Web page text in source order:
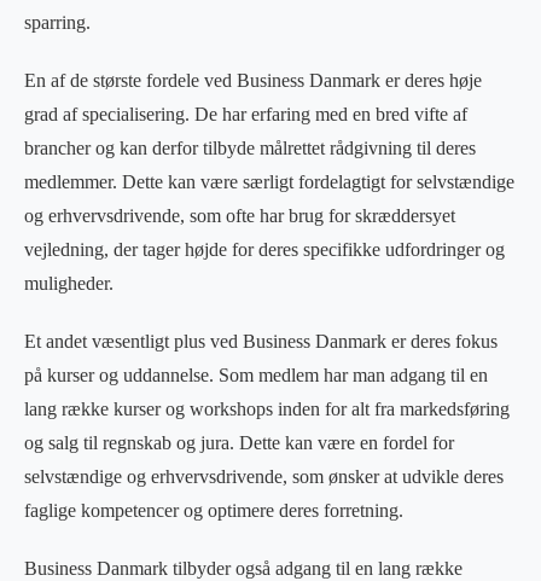
sparring.
En af de største fordele ved Business Danmark er deres høje
grad af specialisering. De har erfaring med en bred vifte af
brancher og kan derfor tilbyde målrettet rådgivning til deres
medlemmer. Dette kan være særligt fordelagtigt for selvstændige
og erhvervsdrivende, som ofte har brug for skræddersyet
vejledning, der tager højde for deres specifikke udfordringer og
muligheder.
Et andet væsentligt plus ved Business Danmark er deres fokus
på kurser og uddannelse. Som medlem har man adgang til en
lang række kurser og workshops inden for alt fra markedsføring
og salg til regnskab og jura. Dette kan være en fordel for
selvstændige og erhvervsdrivende, som ønsker at udvikle deres
faglige kompetencer og optimere deres forretning.
Business Danmark tilbyder også adgang til en lang række